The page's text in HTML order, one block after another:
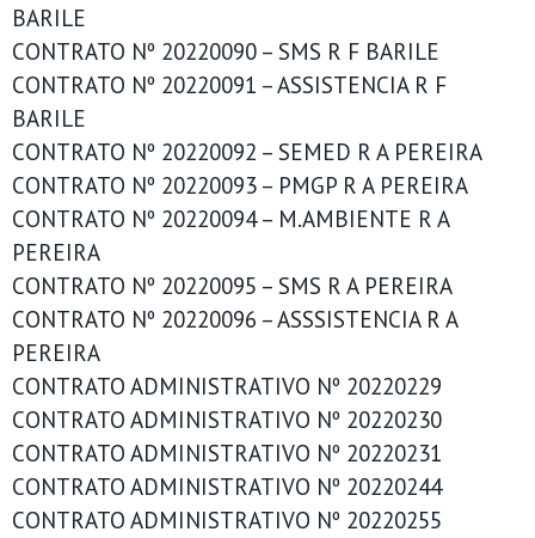
BARILE
CONTRATO Nº 20220090 – SMS R F BARILE
CONTRATO Nº 20220091 – ASSISTENCIA R F
BARILE
CONTRATO Nº 20220092 – SEMED R A PEREIRA
CONTRATO Nº 20220093 – PMGP R A PEREIRA
CONTRATO Nº 20220094 – M.AMBIENTE R A
PEREIRA
CONTRATO Nº 20220095 – SMS R A PEREIRA
CONTRATO Nº 20220096 – ASSSISTENCIA R A
PEREIRA
CONTRATO ADMINISTRATIVO Nº 20220229
CONTRATO ADMINISTRATIVO Nº 20220230
CONTRATO ADMINISTRATIVO Nº 20220231
CONTRATO ADMINISTRATIVO Nº 20220244
CONTRATO ADMINISTRATIVO Nº 20220255